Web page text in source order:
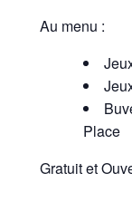
Au menu :
Place
Gratuit et